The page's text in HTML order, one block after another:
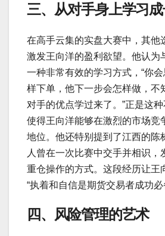
三、从对手身上学习
在高手云集的实盘大赛中，其他
激发王向洋的盈利欲望。他认为
一种非常有效的学习方式，“你
样下单，他下一步会怎样做，不
对手的优点学过来了。”正是这种
使得王向洋能够在激烈的市场竞
地位。他还特别提到了江西的陈
人曾在一次比赛中交手并相识，
重仓操作的方式。这段经历让王
“执着和自信是期货交易者成功必
四、风险管理的艺术